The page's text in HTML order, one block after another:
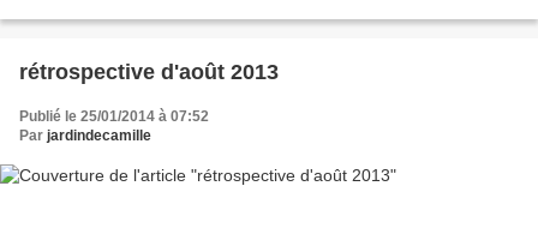
rétrospective d'août 2013
Publié le 25/01/2014 à 07:52
Par jardindecamille